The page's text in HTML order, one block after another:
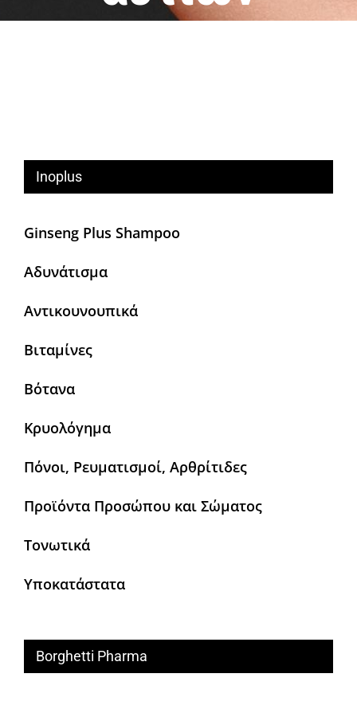
Inoplus
Ginseng Plus Shampoo
Αδυνάτισμα
Αντικουνουπικά
Βιταμίνες
Βότανα
Κρυολόγημα
Πόνοι, Ρευματισμοί, Αρθρίτιδες
Προϊόντα Προσώπου και Σώματος
Τονωτικά
Υποκατάστατα
Borghetti Pharma